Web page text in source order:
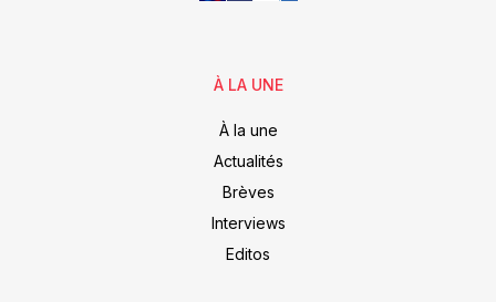
À LA UNE
À la une
Actualités
Brèves
Interviews
Editos